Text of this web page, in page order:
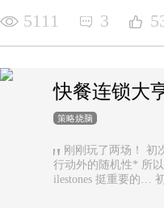
5111 3
快餐连锁大
策略烧脑
刚刚玩了两场！ 初次赢了第二次惨输… 这游戏重玩性很高… 主要是唯一的随机性是地图… 除了玩家
行动外的随机性* 所以策略其实需要
ilestones 挺重要的…